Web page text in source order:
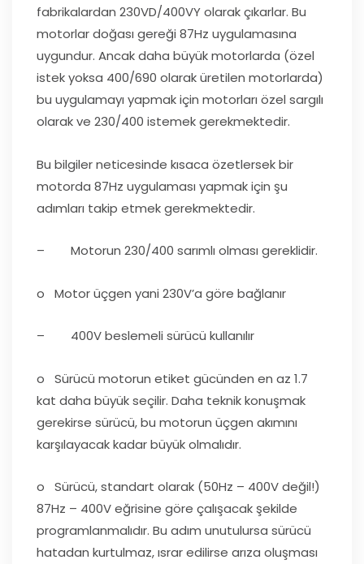
fabrikalardan 230VD/400VY olarak çıkarlar. Bu
motorlar doğası gereği 87Hz uygulamasına
uygundur. Ancak daha büyük motorlarda (özel
istek yoksa 400/690 olarak üretilen motorlarda)
bu uygulamayı yapmak için motorları özel sargılı
olarak ve 230/400 istemek gerekmektedir.
Bu bilgiler neticesinde kısaca özetlersek bir
motorda 87Hz uygulaması yapmak için şu
adımları takip etmek gerekmektedir.
– Motorun 230/400 sarımlı olması gereklidir.
o Motor üçgen yani 230V’a göre bağlanır
– 400V beslemeli sürücü kullanılır
o Sürücü motorun etiket gücünden en az 1.7
kat daha büyük seçilir. Daha teknik konuşmak
gerekirse sürücü, bu motorun üçgen akımını
karşılayacak kadar büyük olmalıdır.
o Sürücü, standart olarak (50Hz – 400V değil!)
87Hz – 400V eğrisine göre çalışacak şekilde
programlanmalıdır. Bu adım unutulursa sürücü
hatadan kurtulmaz, ısrar edilirse arıza oluşması